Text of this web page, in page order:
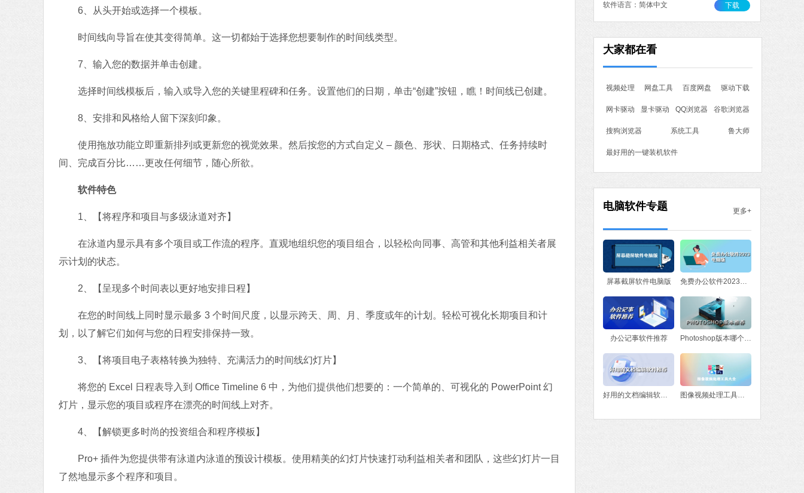
6、从头开始或选择一个模板。
时间线向导旨在使其变得简单。这一切都始于选择您想要制作的时间线类型。
7、输入您的数据并单击创建。
选择时间线模板后，输入或导入您的关键里程碑和任务。设置他们的日期，单击“创建”按钮，瞧！时间线已创建。
8、安排和风格给人留下深刻印象。
使用拖放功能立即重新排列或更新您的视觉效果。然后按您的方式自定义 – 颜色、形状、日期格式、任务持续时
间、完成百分比……更改任何细节，随心所欲。
软件特色
1、【将程序和项目与多级泳道对齐】
在泳道内显示具有多个项目或工作流的程序。直观地组织您的项目组合，以轻松向同事、高管和其他利益相关者展
示计划的状态。
2、【呈现多个时间表以更好地安排日程】
在您的时间线上同时显示最多 3 个时间尺度，以显示跨天、周、月、季度或年的计划。轻松可视化长期项目和计
划，以了解它们如何与您的日程安排保持一致。
3、【将项目电子表格转换为独特、充满活力的时间线幻灯片】
将您的 Excel 日程表导入到 Office Timeline 6 中，为他们提供他们想要的：一个简单的、可视化的 PowerPoint 幻
灯片，显示您的项目或程序在漂亮的时间线上对齐。
4、【解锁更多时尚的投资组合和程序模板】
Pro+ 插件为您提供带有泳道内泳道的预设计模板。使用精美的幻灯片快速打动利益相关者和团队，这些幻灯片一目
了然地显示多个程序和项目。
软件语言：简体中文
下载
下载
软件大小：19.78 MB
腾讯视频
软件大小：78.47 MB
软件语言：简体中文
大家都在看
视频处理 网盘工具 百度网盘 驱动下载
网卡驱动 显卡驱动 QQ浏览器 谷歌浏览器
搜狗浏览器 系统工具 鲁大师
最好用的一键装机软件
电脑软件专题 更多+
屏幕截屏软件电脑版 免费办公软件2023电脑版
办公记事软件推荐 Photoshop版本哪个好？Photoshop版本推荐
好用的文档编辑软件推荐 图像视频处理工具大全